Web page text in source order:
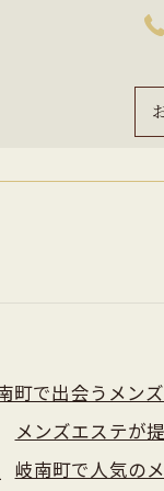
町で出会うメン
メンズエステが
岐南町で人気の